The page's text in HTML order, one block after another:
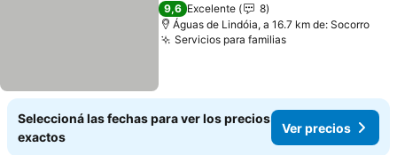
9,6 Excelente
8
Águas de Lindóia, a 16.7 km de: Socorro
Servicios para familias
Seleccioná las fechas para ver los precios
exactos
Ver precios